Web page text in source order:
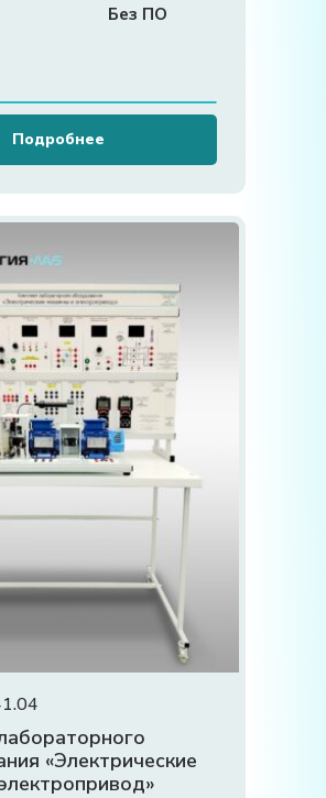
Без ПО
Подробнее
«Электрические